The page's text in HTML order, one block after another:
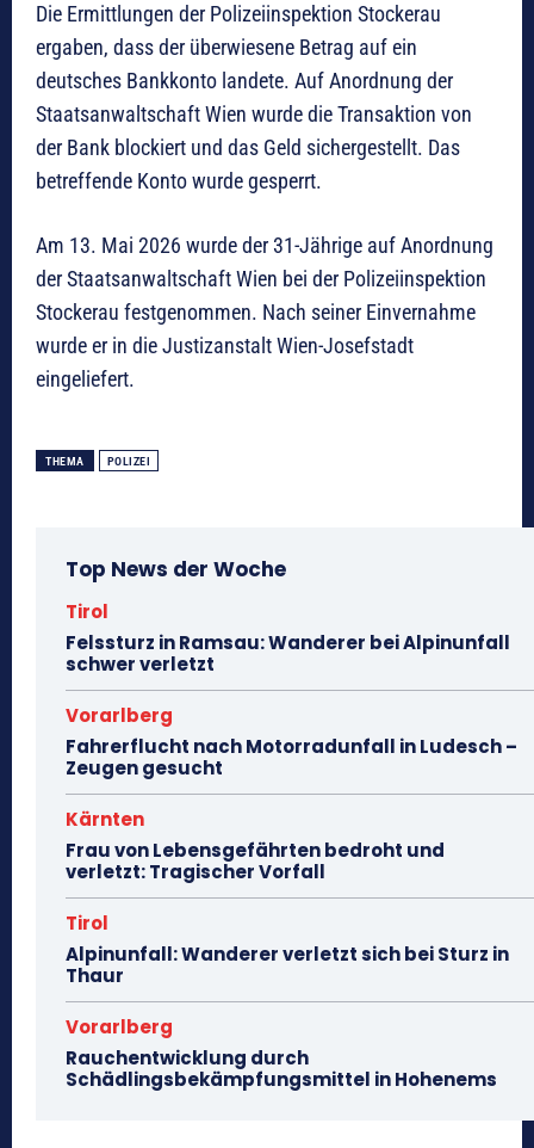
Die Ermittlungen der Polizeiinspektion Stockerau
ergaben, dass der überwiesene Betrag auf ein
deutsches Bankkonto landete. Auf Anordnung der
Staatsanwaltschaft Wien wurde die Transaktion von
der Bank blockiert und das Geld sichergestellt. Das
betreffende Konto wurde gesperrt.
Am 13. Mai 2026 wurde der 31-Jährige auf Anordnung
der Staatsanwaltschaft Wien bei der Polizeiinspektion
Stockerau festgenommen. Nach seiner Einvernahme
wurde er in die Justizanstalt Wien-Josefstadt
eingeliefert.
THEMA POLIZEI
Top News der Woche
Tirol
Felssturz in Ramsau: Wanderer bei Alpinunfall
schwer verletzt
Vorarlberg
Fahrerflucht nach Motorradunfall in Ludesch –
Zeugen gesucht
Kärnten
Frau von Lebensgefährten bedroht und
verletzt: Tragischer Vorfall
Tirol
Alpinunfall: Wanderer verletzt sich bei Sturz in
Thaur
Vorarlberg
Rauchentwicklung durch
Schädlingsbekämpfungsmittel in Hohenems